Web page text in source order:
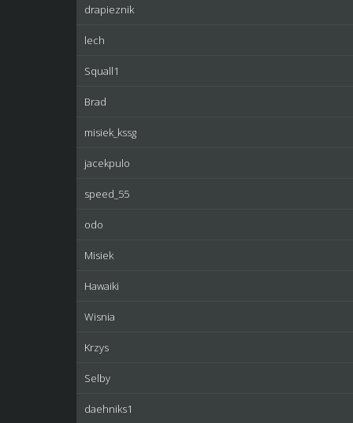
drapieznik
lech
Squall1
Brad
misiek_kssg
jacekpulo
speed_55
odo
Misiek
Hawaiki
Wisnia
Krzys
Selby
daehniks1